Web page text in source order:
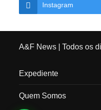
Instagram
A&F News| Todos os
Expediente
Quem Somos